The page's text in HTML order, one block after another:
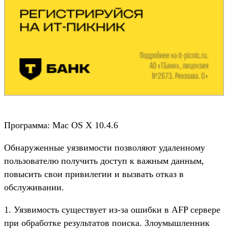
Программа: Mac OS X 10.4.6
Обнаруженные уязвимости позволяют удаленному
пользователю получить доступ к важным данным,
повысить свои привилегии и вызвать отказ в
обслуживании.
1. Уязвимость существует из-за ошибки в AFP сервере
при обработке результатов поиска. Злоумышленник